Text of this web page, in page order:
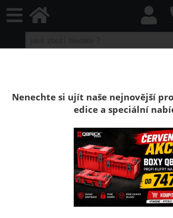
Kufr na nářadí Qbrick
Vario RED Ultra HD
Qbric Systém ONE 450 je box na
velkým objemem 52 litrů.Díky tomu
velké elektrické nářadí a ruční nářadí.
Nenechte si ujít naše nejnovější
edice a speciální